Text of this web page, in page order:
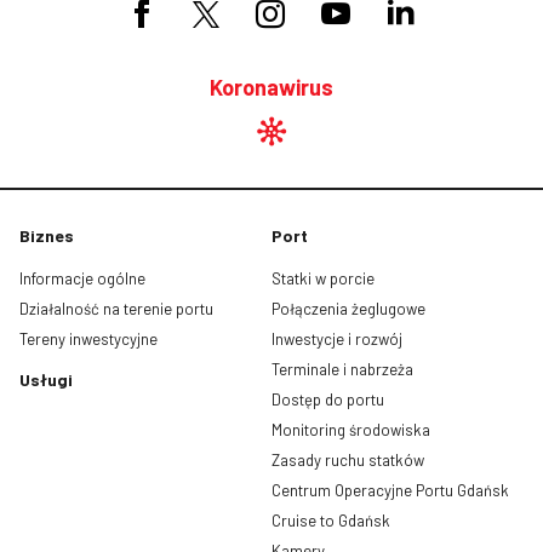
Koronawirus
Biznes
Informacje ogólne
Działalność na terenie portu
Tereny inwestycyjne
Usługi
Port
Statki w porcie
Połączenia żeglugowe
Inwestycje i rozwój
Terminale i nabrzeża
Dostęp do portu
Monitoring środowiska
Zasady ruchu statków
Centrum Operacyjne Portu Gdańsk
Cruise to Gdańsk